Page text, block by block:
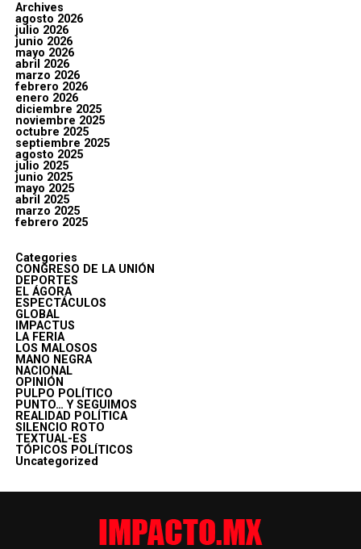
Archives
agosto 2026
julio 2026
junio 2026
mayo 2026
abril 2026
marzo 2026
febrero 2026
enero 2026
diciembre 2025
noviembre 2025
octubre 2025
septiembre 2025
agosto 2025
julio 2025
junio 2025
mayo 2025
abril 2025
marzo 2025
febrero 2025
Categories
CONGRESO DE LA UNIÓN
DEPORTES
EL ÁGORA
ESPECTÁCULOS
GLOBAL
IMPACTUS
LA FERIA
LOS MALOSOS
MANO NEGRA
NACIONAL
OPINIÓN
PULPO POLÍTICO
PUNTO… Y SEGUIMOS
REALIDAD POLÍTICA
SILENCIO ROTO
TEXTUAL-ES
TÓPICOS POLÍTICOS
Uncategorized